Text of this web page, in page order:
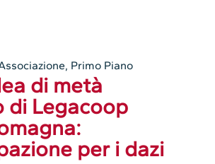
, Primo Piano
di metà
di Legacoop
per i dazi